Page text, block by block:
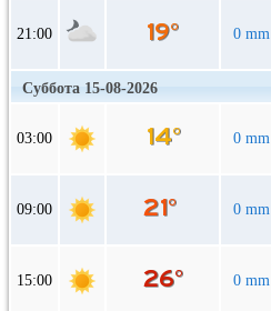
21:00 0 mm
Суббота 15-08-2026
03:00 0 mm
09:00 0 mm
15:00 0 mm